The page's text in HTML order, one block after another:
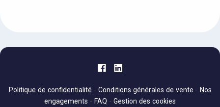
Politique de confidentialité - Conditions générales de vente - Nos
engagements - FAQ - Gestion des cookies